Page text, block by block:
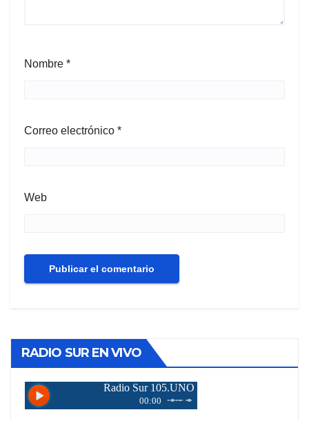
Nombre *
Correo electrónico *
Web
RADIO SUR EN VIVO